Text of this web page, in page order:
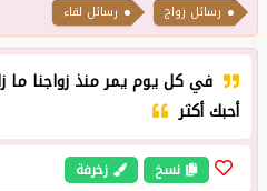
رسائل زواج
رسائل لقاء
في كل يوم يمر منذ زواجنا ما
أحبك أكثر
نسخ زخرفة